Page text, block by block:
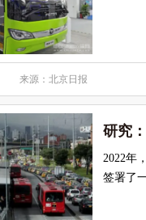
来源：北京日报
研究
2022年
签署了